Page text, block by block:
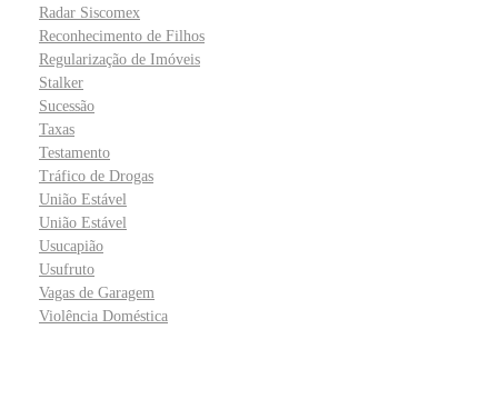
Radar Siscomex
Reconhecimento de Filhos
Regularização de Imóveis
Stalker
Sucessão
Taxas
Testamento
Tráfico de Drogas
União Estável
União Estável
Usucapião
Usufruto
Vagas de Garagem
Violência Doméstica